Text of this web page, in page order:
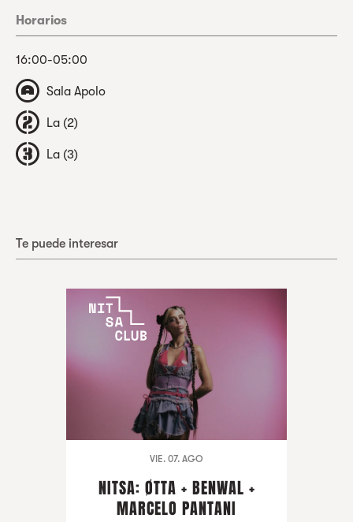
Horarios
16:00-05:00
Sala Apolo
La (2)
La (3)
Te puede interesar
VIE. 07. AGO
NITSA: ØTTA + BENWAL +
MARCELO PANTANI